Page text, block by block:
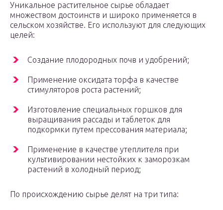
Уникальное растительное сырье обладает
множеством достоинств и широко применяется в
сельском хозяйстве. Его используют для следующих
целей:
Создание плодородных почв и удобрений;
Применение оксидата торфа в качестве
стимуляторов роста растений;
Изготовление специальных горшков для
выращивания рассады и таблеток для
подкормки путем прессования материала;
Применение в качестве утеплителя при
культивировании нестойких к заморозкам
растений в холодный период;
По происхождению сырье делят на три типа: